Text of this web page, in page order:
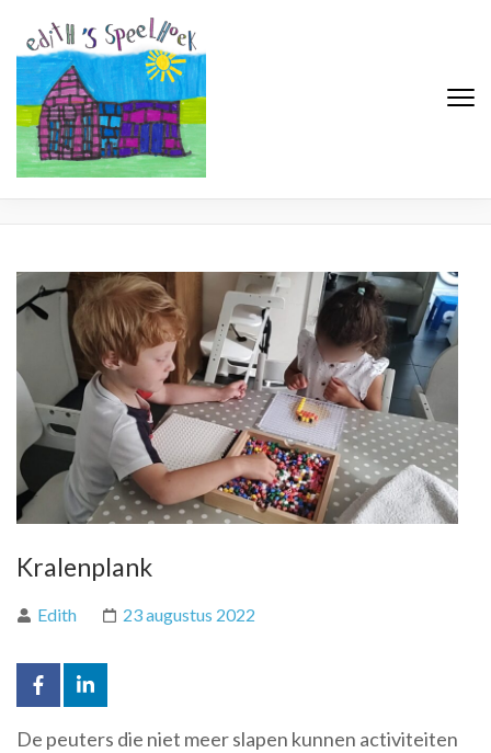
Edith's Speelhoek
Kralenplank
Edith 23 augustus 2022
De peuters die niet meer slapen kunnen activiteiten